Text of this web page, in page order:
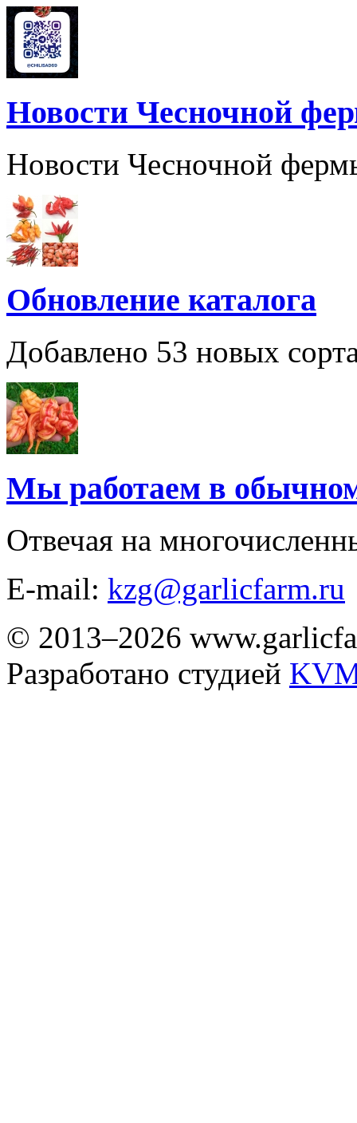
Новости Чесночной
Новости Чесночной
Обновление каталога
Добавлено 53 новых
Мы работаем в
Отвечая на
E-mail: kzg@garlicfarm.ru
© 2013–2026
Разработано студией